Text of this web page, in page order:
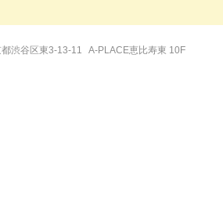
渋谷区東3-13-11 A-PLACE恵比寿東 10F